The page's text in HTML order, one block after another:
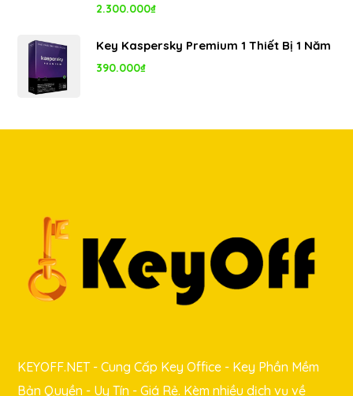
2.300.000₫
Key Kaspersky Premium 1 Thiết Bị 1 Năm
390.000₫
KEYOFF.NET - Cung Cấp Key Office - Key Phần Mềm
Bản Quyền - Uy Tín - Giá Rẻ. Kèm nhiều dịch vụ về